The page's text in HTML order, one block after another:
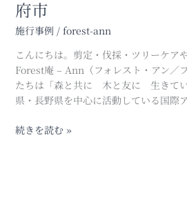
府市
施行事例 / forest-ann
こんにちは。剪定・伐採・ツリーケア
Forest庵 – Ann（フォレスト・アン／
たちは「森と共に 木と友に 生きて
県・長野県を中心に活動している国際
ボ
ル
ツ
リ
ー
の
剪
山
続きを読む »